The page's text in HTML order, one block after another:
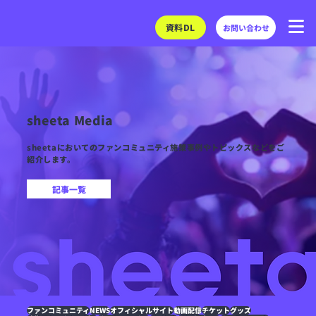
資料DL お問い合わせ
sheeta Media
sheetaにおいてのファンコミュニティ施策事例やトピックスなどをご
紹介します。
記事一覧
ファンコミュニティNEWSオフィシャルサイト動画配信チケットグッズ